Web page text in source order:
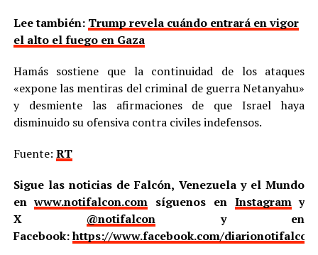
Lee también: Trump revela cuándo entrará en vigor
el alto el fuego en Gaza
Hamás sostiene que la continuidad de los ataques
«expone las mentiras del criminal de guerra Netanyahu»
y desmiente las afirmaciones de que Israel haya
disminuido su ofensiva contra civiles indefensos.
Fuente: RT
Sigue las noticias de Falcón, Venezuela y el Mundo
enwww.notifalcon.com síguenos en Instagramy
X @notifalcon y en
Facebook:https://www.facebook.com/